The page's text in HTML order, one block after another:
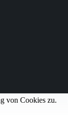
von Cookies zu.